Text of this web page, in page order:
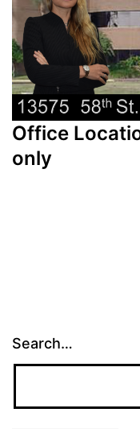
Office
only
Search…